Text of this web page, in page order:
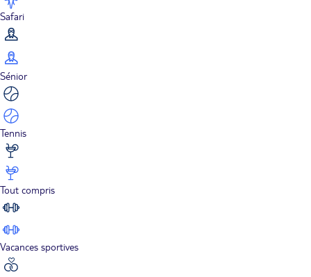
Safari
Sénior
Tennis
Tout compris
Vacances sportives